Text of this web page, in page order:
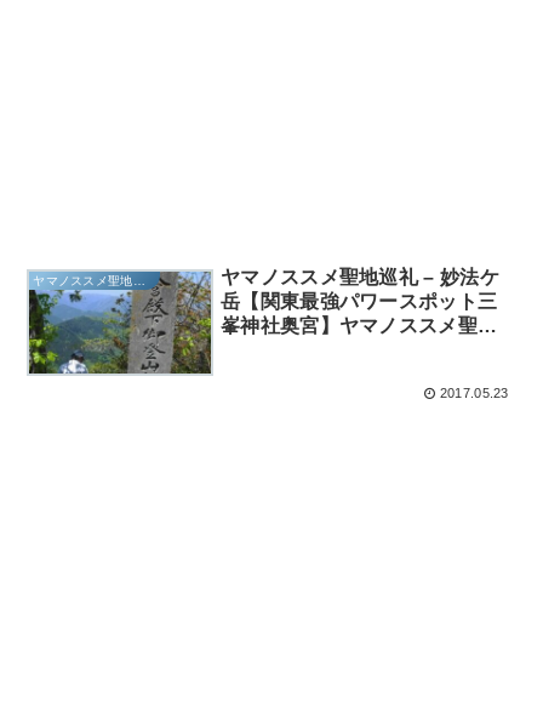
ヤマノススメ聖地巡礼
ヤマノススメ聖地巡礼 – 妙法ケ
岳【関東最強パワースポット三
峯神社奥宮】ヤマノススメ聖地
2017.05.23